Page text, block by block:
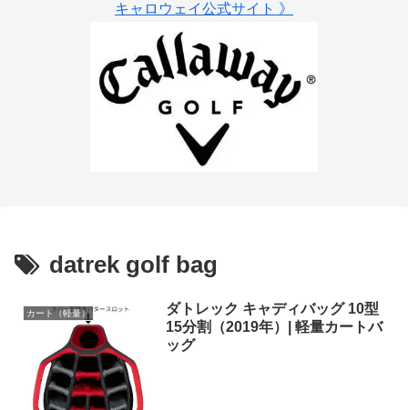
キャロウェイ公式サイト 》
datrek golf bag
カート（軽量）
ダトレック キャディバッグ 10型
15分割（2019年）| 軽量カートバ
ッグ